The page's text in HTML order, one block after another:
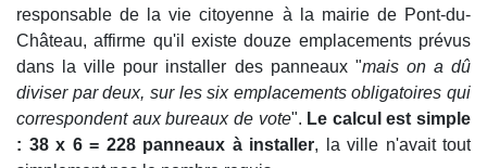
responsable de la vie citoyenne à la mairie de Pont-du-
Château, affirme qu'il existe douze emplacements prévus
dans la ville pour installer des panneaux "mais on a dû
diviser par deux, sur les six emplacements obligatoires qui
correspondent aux bureaux de vote". Le calcul est simple
: 38 x 6 = 228 panneaux à installer, la ville n'avait tout